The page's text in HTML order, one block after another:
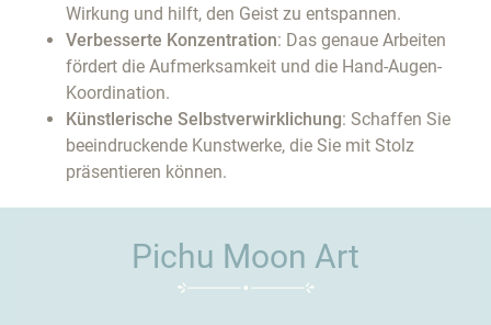
Wirkung und hilft, den Geist zu entspannen.
Verbesserte Konzentration: Das genaue Arbeiten
fördert die Aufmerksamkeit und die Hand-Augen-
Koordination.
Künstlerische Selbstverwirklichung: Schaffen Sie
beeindruckende Kunstwerke, die Sie mit Stolz
präsentieren können.
Pichu Moon Art